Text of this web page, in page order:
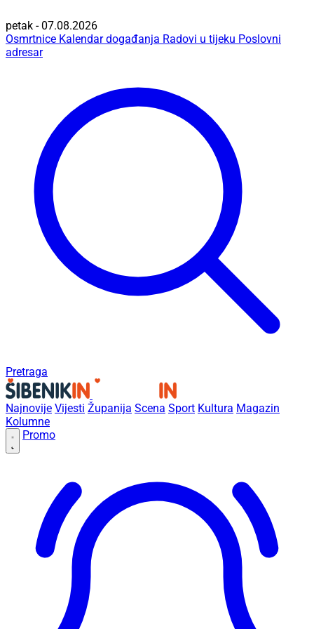
petak - 07.08.2026
Osmrtnice Kalendar događanja Radovi u tijeku Poslovni
adresar
Pretraga
Najnovije Vijesti Županija Scena Sport Kultura Magazin
Kolumne
Promo